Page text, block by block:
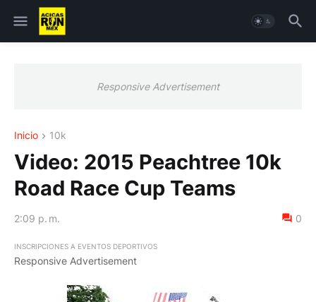
Responsive Advertisement
Inicio 10k
Video: 2015 Peachtree 10k
Road Race Cup Teams
2:09 p. m. 0
INSCRIPCIONES A EVENTOS DEPORTIVOS
Responsive Advertisement